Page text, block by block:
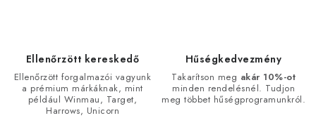
Ellenőrzött kereskedő
Ellenőrzött forgalmazói vagyunk
a prémium márkáknak, mint
például Winmau, Target,
Harrows, Unicorn
Hűségkedvezmény
Takarítson meg akár 10%-ot
minden rendelésnél. Tudjon
meg többet hűségprogramunkról.